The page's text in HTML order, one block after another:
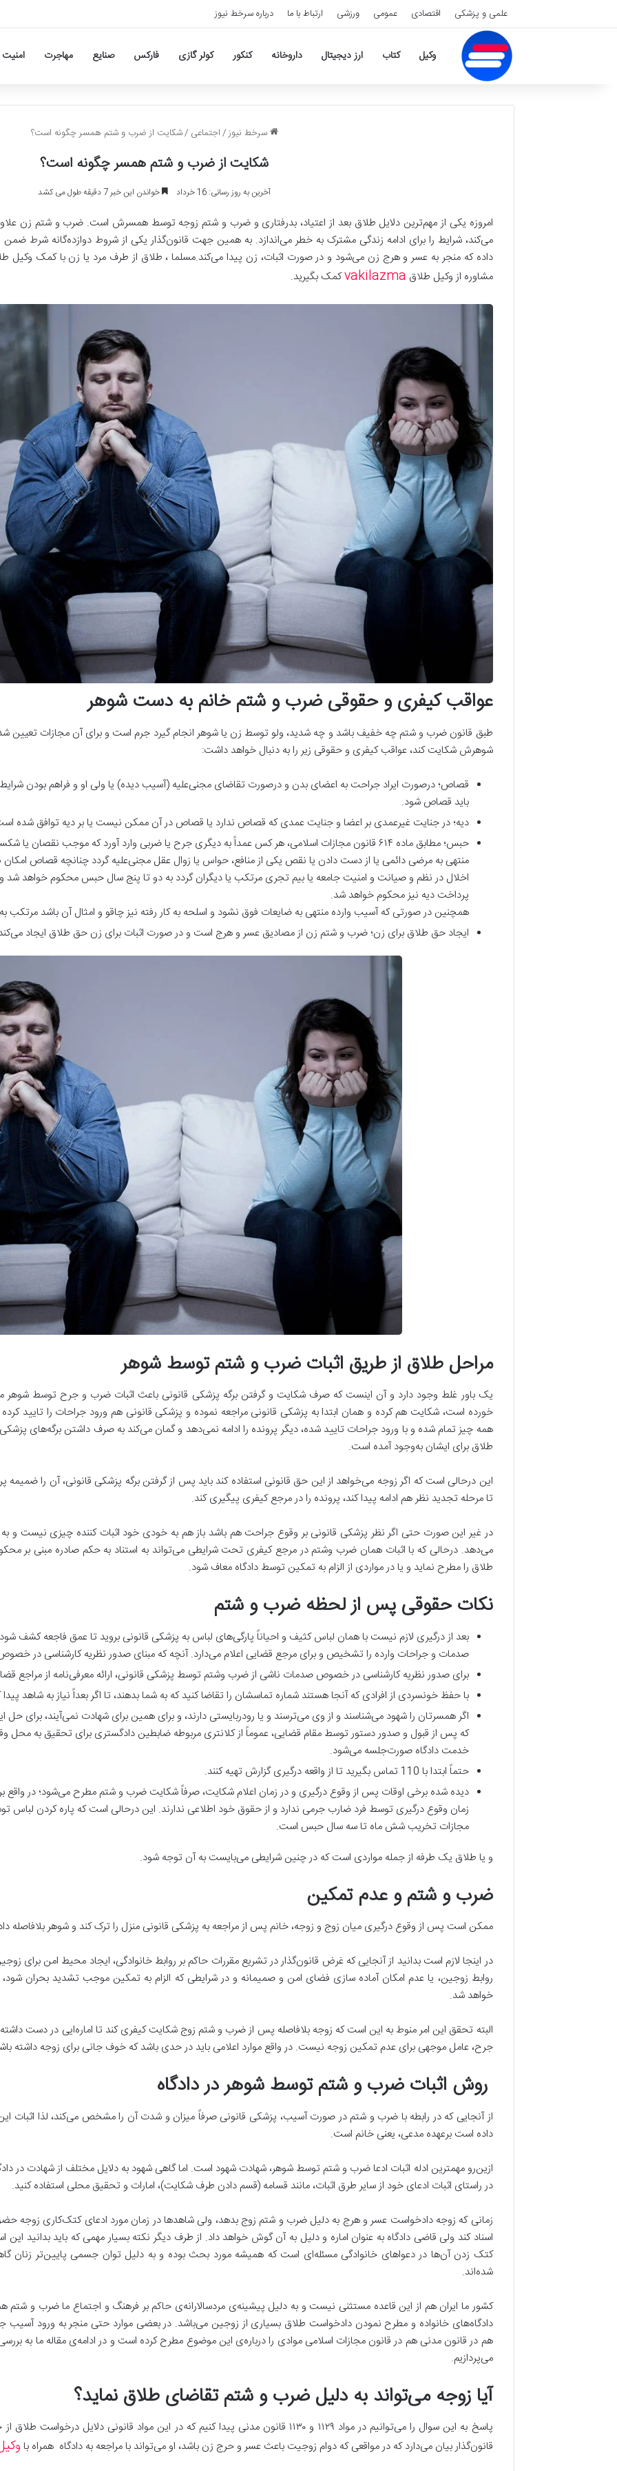
علمی و پزشکی اقتصادی عمومی ورزشی ارتباط با ما درباره سرخط نیوز
وکیل کتاب ارز دیجیتال داروخانه کنکور کولر گازی فارکس صنایع مهاجرت امنیت
سرخط نیوز/اجتماعی /شکایت از ضرب و شتم همسر چگونه است؟
شکایت از ضرب و شتم همسر چگونه است؟
آخرین به روز رسانی: 16 خرداد خواندن این خبر 7 دقیقه طول می کشد
امروزه یکی از مهم‌ترین دلایل طلاق بعد از اعتیاد، بدرفتاری و ضرب و شتم زوجه توسط همسرش است. ضرب و شتم زن
می‌کند، شرایط را برای ادامه زندگی مشترک به خطر می‌اندازد. به همین جهت قانون‌گذار یکی از شروط دوازده‌گانه شرط
داده که منجر به عسر و هرج زن می‌شود و در صورت اثبات، زن پیدا می‌کند.مسلما ، طلاق از طرف مرد یا زن با کمک وکیل
مشاوره از وکیل طلاق vakilazmaکمک بگیرید.
عواقب کیفری و حقوقی ضرب و شتم خانم به دست شوهر
طبق قانون ضرب و شتم چه خفیف باشد و چه شدید، ولو توسط زن یا شوهر انجام گیرد جرم است و برای آن مجازات
شوهرش شکایت کند، عواقب کیفری و حقوقی زیر را به دنبال خواهد داشت:
قصاص؛ درصورت ایراد جراحت به اعضای بدن و درصورت تقاضای مجنی‌علیه (آسیب دیده) یا ولی او و فراهم بودن
باید قصاص شود.
دیه؛ در جنایت غیرعمدی بر اعضا و جنایت عمدی که قصاص ندارد یا قصاص در آن ممکن نیست یا بر دیه توافق شده
حبس؛ مطابق ماده ۶۱۴ قانون مجازات اسلامی، هر کس عمداً به دیگری جرح یا ضربی وارد آورد که موجب نقصان
منتهی به مرضی دائمی ‌یا از دست دادن یا نقص یکی از منافع، حواس یا زوال عقل مجنی‌علیه گردد چنانچه قصاص
اخلال در نظم‌ و صیانت و امنیت جامعه یا بیم تجری مرتکب یا دیگران گردد به دو تا پنج سال حبس محکوم خواهد
پرداخت دیه نیز محکوم خواهد شد.
همچنین در صورتی که آسیب وارده منتهی به ضایعات فوق نشود و اسلحه به کار رفته نیز چاقو و امثال آن باشد
ایجاد حق طلاق برای زن؛ ضرب و شتم زن از مصادیق عسر و هرج است و در صورت اثبات برای زن حق طلاق ایجاد
مراحل طلاق از طریق اثبات ضرب و شتم توسط شوهر
یک باور غلط وجود دارد و آن اینست که صرف شکایت و گرفتن برگه پزشکی قانونی باعث اثبات ضرب و جرح توسط شوهر
خورده است، شکایت هم کرده و همان ابتدا به پزشکی قانونی مراجعه نموده و پزشکی قانونی هم ورود جراحات را تایید
همه چیز تمام شده و با ورود جراحات تایید شده، دیگر پرونده را ادامه نمی‌دهد و گمان می‌کند به صرف داشتن برگه‌های
طلاق برای ایشان به‌وجود آمده است.
این درحالی است که اگر زوجه می‌خواهد از این حق قانونی استفاده کند باید پس از گرفتن برگه پزشکی قانونی، آن را
تا مرحله تجدید نظر هم ادامه پیدا کند، پرونده را در مرجع کیفری پیگیری کند.
در غیر این صورت حتی اگر نظر پزشکی قانونی بر وقوع جراحت هم باشد باز هم به خودی خود اثبات کننده چیزی نیست و
می‌دهد. درحالی که با اثبات همان ضرب وشتم در مرجع کیفری تحت شرایطی می‌تواند به استناد به حکم صادره مبنی بر
طلاق را مطرح نماید و یا در مواردی از الزام به تمکین توسط دادگاه معاف شود.
نکات حقوقی پس از لحظه ضرب و شتم
بعد از درگیری لازم نیست با همان لباس کثیف و احیاناً پارگی‌های لباس به پزشکی قانونی بروید تا عمق فاجعه کشف
صدمات و جراحات وارده را تشخیص و برای مرجع قضایی اعلام می‌دارد. آنچه که مبنای صدور نظریه کارشناسی در
برای صدور نظریه کارشناسی در خصوص صدمات ناشی از ضرب وشتم توسط پزشکی قانونی، ارائه معرفی‌نامه از مراجع
با حفظ خونسردی از افرادی که آنجا هستند شماره تماسشان را تقاضا کنید که به شما بدهند، تا اگر بعداً نیاز به شاهد
اگر همسرتان را شهود می‌شناسند و از وی می‌ترسند و یا رودربایستی دارند، و برای همین برای شهادت نمی‌آیند،
که پس از قبول و صدور دستور توسط مقام قضایی، عموماً از کلانتری مربوطه ضابطین دادگستری برای تحقیق به محل
خدمت دادگاه صورت‌جلسه می‌شود.
حتماً ابتدا با 110 تماس بگیرید تا از واقعه درگیری گزارش تهیه کنند.
دیده شده برخی اوقات پس از وقوع درگیری و در زمان اعلام شکایت، صرفاً شکایت ضرب و شتم مطرح می‌شود؛ در واقع
زمان وقوع درگیری توسط فرد ضارب جرمی ندارد و از حقوق خود اطلاعی ندارند. این درحالی است که پاره کردن
مجازات تخریب شش ماه تا سه سال حبس است.
و یا طلاق یک طرفه از جمله مواردی است که در چنین شرایطی می‌بایست به آن توجه شود.
ضرب و شتم و عدم تمکین
ممکن است پس از وقوع درگیری میان زوج و زوجه، خانم پس از مراجعه به پزشکی قانونی منزل را ترک کند و شوهر بلافاصله
در اینجا لازم است بدانید از آنجایی که غرض قانون‌گذار در تشریع مقررات حاکم بر روابط خانوادگی، ایجاد محیط امن برای
روابط زوجین، یا عدم امکان آماده سازی فضای امن و صمیمانه و در شرایطی که الزام به تمکین موجب تشدید بحران شود،
خواهد شد.
البته تحقق این امر منوط به این است که زوجه بلافاصله پس از ضرب و شتم زوج شکایت کیفری کند تا اماره‌ایی در دست
جرح، عامل موجهی برای عدم تمکین زوجه نیست. در واقع موارد اعلامی باید در حدی باشد که خوف جانی برای زوجه داشته
روش اثبات ضرب و شتم توسط شوهر در دادگاه
از آنجایی که در رابطه با ضرب و شتم در صورت آسیب، پزشکی قانونی صرفاً میزان و شدت آن را مشخص می‌کند، لذا اثبات
داده است برعهده مدعی، یعنی خانم است.
ازین‌رو مهمترین ادله اثبات ادعا ضرب و شتم توسط شوهر، شهادت شهود است. اما گاهی شهود به دلایل مختلف از شهادت در
در راستای اثبات ادعای خود از سایر طرق اثبات، مانند قسامه (قسم دادن طرف شکایت)، امارات و تحقیق محلی استفاده کنید.
زمانی که زوجه دادخواست عسر و هرج به دلیل ضرب و شتم زوج بدهد، ولی شاهد‌ها در زمان مورد ادعای کتک‌کاری زوجه حضور
اسناد کند ولی قاضی دادگاه به عنوان اماره و دلیل به آن گوش خواهد داد. از طرف دیگر نکته بسیار مهمی که باید بدانید این
کتک زدن آن‌ها در دعواهای خانوادگی مسئله‌ای است که همیشه مورد بحث بوده و به دلیل توان جسمی پایین‌تر زنان
شده‌اند.
کشور ما ایران هم از این قاعده مستثنی نیست و به دلیل پیشینه‌ی مردسالارانه‌ی حاکم بر فرهنگ و اجتماع ما ضرب و شتم
دادگاه‌های خانواده و مطرح نمودن دادخواست طلاق بسیاری از زوجین می‌باشد. در بعضی موارد حتی منجر به ورود
هم در قانون مدنی هم در قانون مجازات اسلامی موادی را درباره‌ی این موضوع مطرح کرده است و در ادامه‌ی مقاله ما
می‌پردازیم.
آیا زوجه می‌تواند به دلیل ضرب و شتم تقاضای طلاق نماید؟
قانون‌گذار بیان می‌دارد که در مواقعی که دوام زوجیت باعث عسر و حرج زن باشد، او می‌تواند با مراجعه به دادگاه همراه با